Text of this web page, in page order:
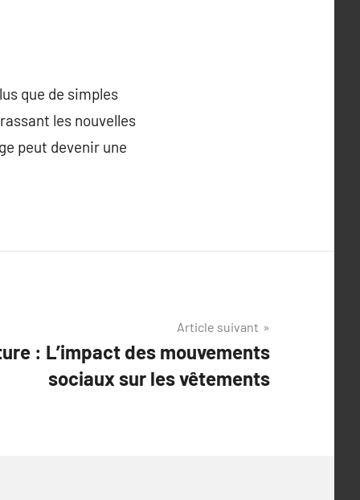
que de simples
les nouvelles
peut devenir une
Article suivant
: L’impact des mouvements
sociaux sur les vêtements